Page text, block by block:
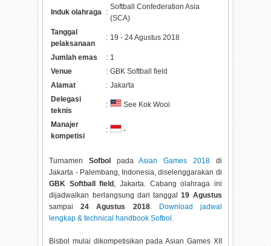
Induk olahraga :
Softball Confederation Asia
(SCA)
Tanggal
pelaksanaan
: 19 - 24 Agustus 2018
Jumlah emas : 1
Venue
: GBK Softball field
Alamat
: Jakarta
Delegasi
teknis
: See Kok Wooi
Manajer
kompetisi
: -
TurnamenSofbol padaAsian Games 2018di
Jakarta - Palembang, Indonesia, diselenggarakan di
GBK Softball field , Jakarta. Cabang olahraga ini
dijadwalkan berlangsung dari tanggal19 Agustus
sampai24 Agustus 2018.
Download jadwal
lengkap & technical handbook Sofbol .
Bisbol mulai dikompetisikan pada Asian Games XII